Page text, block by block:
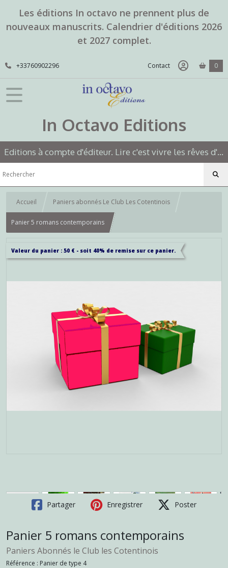
Les éditions In octavo ne prennent plus de
nouveaux manuscrits. Calendrier d'éditions 2026
et 2027 complet.
+33760902296 Contact 0
In Octavo Editions
Editions à compte d'éditeur. Lire c'est vivre les rêves d'un autre.
Accueil Paniers abonnés Le Club Les Cotentinois
Panier 5 romans contemporains
Valeur du panier : 50 € - soit 40% de remise sur ce panier.
Partager Enregistrer Poster
Panier 5 romans contemporains
Paniers Abonnés le Club les Cotentinois
Référence : Panier de type 4